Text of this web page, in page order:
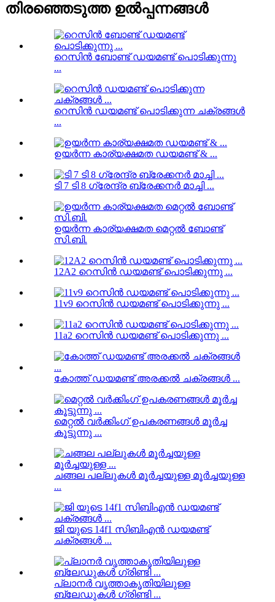
തിരഞ്ഞെടുത്ത ഉൽപ്പന്നങ്ങൾ
റെസിൻ ബോണ്ട് ഡയമണ്ട് പൊടിക്കുന്നു
...
റെസിൻ ഡയമണ്ട് പൊടിക്കുന്ന ചക്രങ്ങൾ
...
ഉയർന്ന കാര്യക്ഷമത ഡയമണ്ട് & ...
ടി 7 ടി 8 ഗ്രേന്ദ്ര ബ്രേക്കനർ മാച്ചി ...
ഉയർന്ന കാര്യക്ഷമത മെറ്റൽ ബോണ്ട്
സി.ബി.
12A2 റെസിൻ ഡയമണ്ട് പൊടിക്കുന്നു ...
11v9 റെസിൻ ഡയമണ്ട് പൊടിക്കുന്നു ...
11a2 റെസിൻ ഡയമണ്ട് പൊടിക്കുന്നു ...
കോത്ത് ഡയമണ്ട് അരക്കൽ ചക്രങ്ങൾ ...
മെറ്റൽ വർക്കിംഗ് ഉപകരണങ്ങൾ മൂർച്ച
കൂട്ടുന്നു ...
ചങ്ങല പല്ലുകൾ മൂർച്ചയുള്ള മൂർച്ചയുള്ള
...
ജി യുടെ 14f1 സിബിഎൻ ഡയമണ്ട്
ചക്രങ്ങൾ ...
പ്ലാനർ വൃത്താകൃതിയിലുള്ള
ബ്ലേഡുകൾ ഗ്രിണ്ടി ...